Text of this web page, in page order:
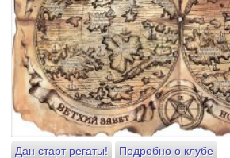
Дан старт регаты! Подробно о клубе